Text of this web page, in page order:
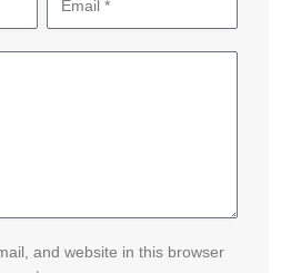
and website in this browser